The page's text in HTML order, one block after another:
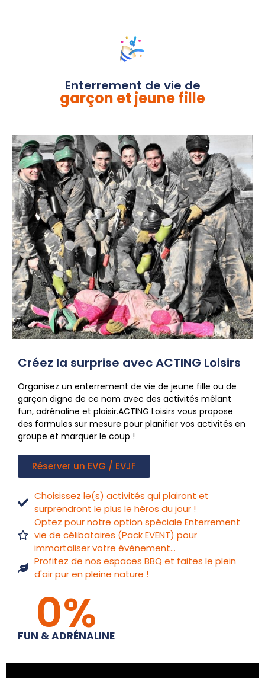
Enterrement de vie de
garçon et jeune fille
Créez la surprise avec ACTING Loisirs
Organisez un enterrement de vie de jeune fille ou de
garçon digne de ce nom avec des activités mêlant
fun, adrénaline et plaisir.ACTING Loisirs vous propose
des formules sur mesure pour planifier vos activités en
groupe et marquer le coup !
Réserver un EVG / EVJF
Choisissez le(s) activités qui plairont et
surprendront le plus le héros du jour !
Optez pour notre option spéciale Enterrement
vie de célibataires (Pack EVENT) pour
immortaliser votre évènement...
Profitez de nos espaces BBQ et faites le plein
d'air pur en pleine nature !
FUN & ADRÉNALINE
0%